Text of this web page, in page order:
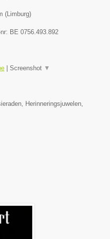
(Limburg)
BE 0756.493.892
| Screenshot ▼
Herinneringsjuwelen,